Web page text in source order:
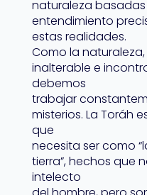
naturaleza
entendimiento
estas realidades.
Como la
inalterable e
debemos
trabajar
misterios. La Toráh
que
necesita ser como
tierra”, hechos que
intelecto